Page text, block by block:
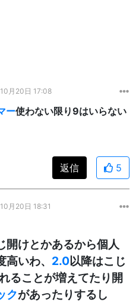
月20日 17:08
ー使わない限り9はいらない
返信
5
月20日 18:31
開けとかあるから個人
いわ、 2.0以降はこじ
ることが増えてたり開
クがあったりするし